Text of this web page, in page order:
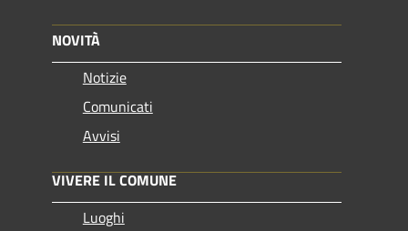
NOVITÀ
Notizie
Comunicati
Avvisi
VIVERE IL COMUNE
Luoghi